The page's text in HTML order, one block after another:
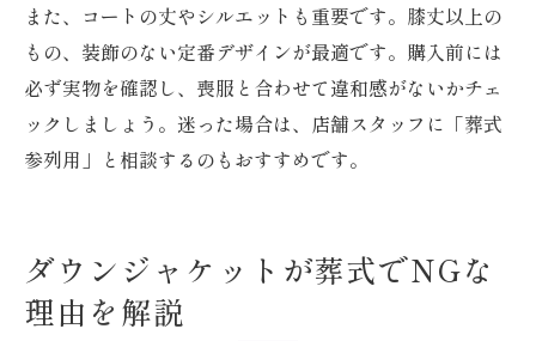
また、コートの丈やシルエットも重要です。膝丈以上の
もの、装飾のない定番デザインが最適です。購入前には
必ず実物を確認し、喪服と合わせて違和感がないかチェ
ックしましょう。迷った場合は、店舗スタッフに「葬式
参列用」と相談するのもおすすめです。
ダウンジャケットが葬式でNGな
理由を解説